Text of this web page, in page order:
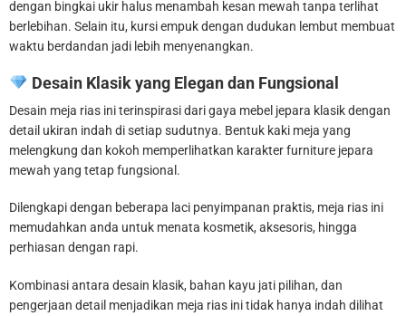
dengan bingkai ukir halus menambah kesan mewah tanpa terlihat
berlebihan. Selain itu, kursi empuk dengan dudukan lembut membuat
waktu berdandan jadi lebih menyenangkan.
Desain Klasik yang Elegan dan Fungsional
Desain meja rias ini terinspirasi dari gaya mebel jepara klasik dengan
detail ukiran indah di setiap sudutnya. Bentuk kaki meja yang
melengkung dan kokoh memperlihatkan karakter furniture jepara
mewah yang tetap fungsional.
Dilengkapi dengan beberapa laci penyimpanan praktis, meja rias ini
memudahkan anda untuk menata kosmetik, aksesoris, hingga
perhiasan dengan rapi.
Kombinasi antara desain klasik, bahan kayu jati pilihan, dan
pengerjaan detail menjadikan meja rias ini tidak hanya indah dilihat